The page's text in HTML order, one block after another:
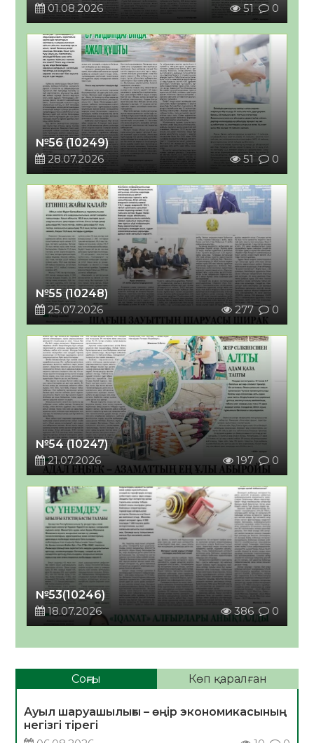
01.08.2026
51 0
№56 (10249)
28.07.2026
51 0
№55 (10248)
25.07.2026
277 0
№54 (10247)
21.07.2026
197 0
№53(10246)
18.07.2026
386 0
Соңғы Көп қаралған
Ауыл шаруашылығы – өңір экономикасының
негізгі тірегі